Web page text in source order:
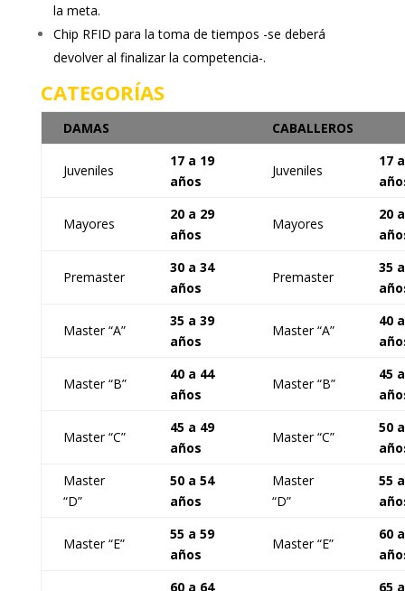
la meta.
Chip RFID para la toma de tiempos -se deberá
devolver al finalizar la competencia-.
CATEGORÍAS
DAMAS CABALLEROS
Juveniles
17 a 19
años
Juveniles
17
Mayores
20 a 29
años
Mayores
20
Premaster
30 a 34
años
Premaster
35
Master “A”
35 a 39
años
Master “A”
40
Master “B”
40 a 44
años
Master “B”
45
Master “C”
45 a 49
años
Master “C”
50
Master
“D”
50 a 54
años
Master
“D”
55
Master “E”
55 a 59
años
Master “E”
60
60 a 64 65